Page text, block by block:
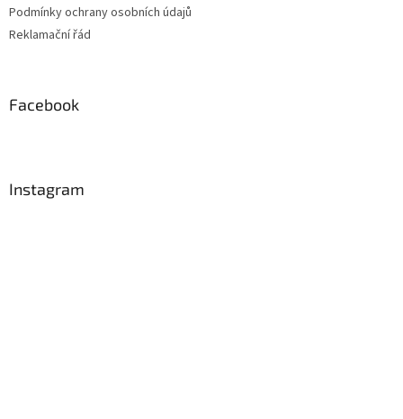
Podmínky ochrany osobních údajů
Reklamační řád
Facebook
Instagram